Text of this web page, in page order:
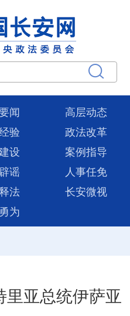
闻
高层动态
验
政法改革
设
案例指导
谣
人事任免
法
长安微视
为
里亚总统伊萨亚